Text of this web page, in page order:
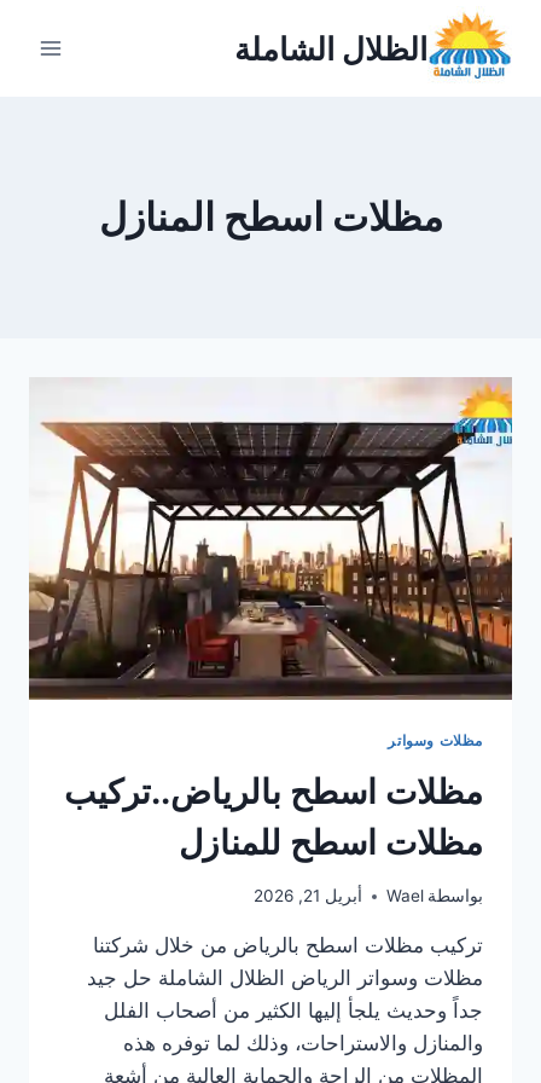
التجاوز
المحتوى
الظلال الشاملة
مظلات اسطح المنازل
مظلات وسواتر
مظلات اسطح بالرياض..تركيب
مظلات اسطح للمنازل
بواسطة Wael أبريل 21, 2026
تركيب مظلات اسطح بالرياض من خلال شركتنا
مظلات وسواتر الرياض الظلال الشاملة حل جيد
جداً وحديث يلجأ إليها الكثير من أصحاب الفلل
والمنازل والاستراحات، وذلك لما توفره هذه
المظلات من الراحة والحماية العالية من أشعة